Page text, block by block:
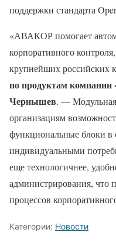
поддержки стандарта
«АВАКОР помогает
корпоративного
крупнейших российских
по продуктам
Чернышев. —
организациям
функциональные блоки в
индивидуальными
еще технологичнее,
администрирования, что
процессов
Категории: Новости